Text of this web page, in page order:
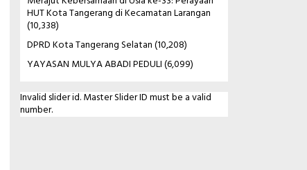
HUT Kota Tangerang di Kecamatan Larangan
(10,338)
DPRD Kota Tangerang Selatan(10,208)
YAYASAN MULYA ABADI PEDULI(6,099)
Invalid slider id. Master Slider ID must be a valid
number.